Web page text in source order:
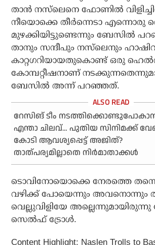
താന്‍ നസ്‌ലെനെ ഫോണില്‍
നീയൊക്കെ തീര്‍ന്നെടാ എന്നൊരു
മുഴക്കിയിട്ടുണ്ടെന്നും ബേസില്‍
താനും സന്ദീപും നസ്‌ലെനും
കാറ്റഗറിയായതുകൊണ്ട് ഒരു
കോമ്പറ്റീഷനാണ്
ബേസില്‍ അന്ന് പറഞ്ഞത്.
റേസിങ് ടീം
എന്താ ചിലവ്… പുതിയ സിനിമക്ക്
കോടി ആവശ്യപ്പെട്ട് അജിത്?
താത്പര്യമില്ലാതെ നിര്‍മാതാക്കള്‍
ടൊവിനോയൊക്കെ നേരത്തെ
വഴിക്ക് പോയെന്നും അവനൊന്നും
വെല്ലുവിളിയേ അല്ലെന്നുമായിരുന്നു
സെല്‍ഫ് ട്രോള്‍.
Content Highlight: Naslen Trolls to